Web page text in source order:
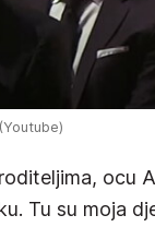
ocu
Tu su moja